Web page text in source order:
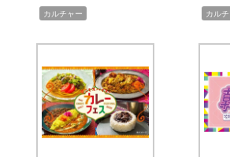
カルチャー カル